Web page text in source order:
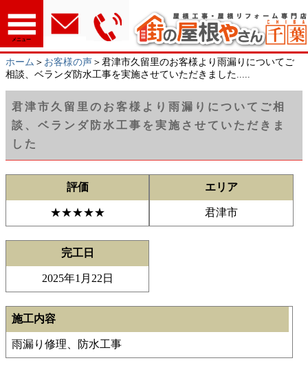
メニュー
ホーム ＞ お客様の声 ＞君津市久留里のお客様より雨漏りについてご
相談、ベランダ防水工事を実施させていただきました.....
君津市久留里のお客様より雨漏りについてご相
談、ベランダ防水工事を実施させていただきま
した
評価
★★★★★
エリア
君津市
完工日
2025年1月22日
施工内容
雨漏り修理、防水工事